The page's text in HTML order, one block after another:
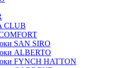
CLUB
SAN SIRO
ALBERTO
FYNCH HATTON